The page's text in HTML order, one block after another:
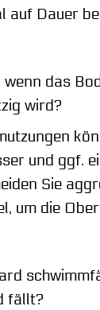
auf Dauer
wenn das
wird?
und ggf.
Sie
um die
fällt?